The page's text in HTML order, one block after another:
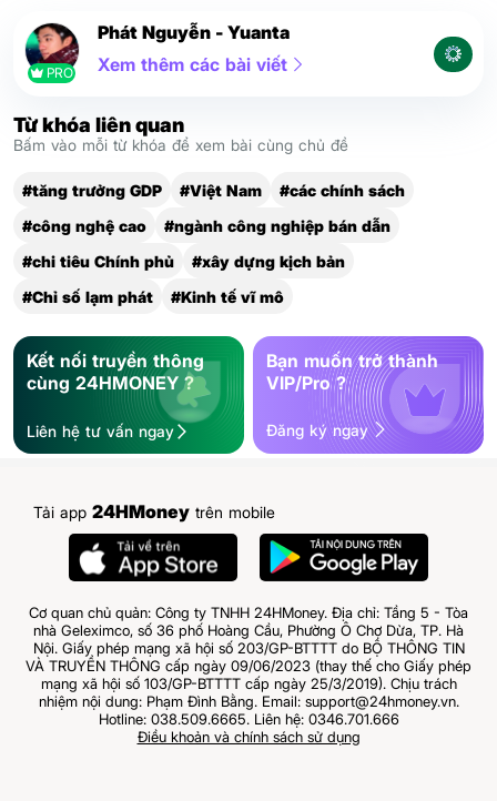
PRO
Phát Nguyễn - Yuanta
Xem thêm các bài viết
Từ khóa liên quan
Bấm vào mỗi từ khóa để xem bài cùng chủ đề
#tăng trưởng GDP #Việt Nam
#các chính sách
#công nghệ cao
#ngành công nghiệp bán dẫn
#chi tiêu Chính phủ
#xây dựng kịch bản
#Chỉ số lạm phát
#Kinh tế vĩ mô
Kết nối truyền thông
cùng 24HMONEY ?
Liên hệ tư vấn ngay
Bạn muốn trở thành
VIP/Pro ?
Đăng ký ngay
Tải app 24HMoney trên mobile
Cơ quan chủ quản: Công ty TNHH 24HMoney. Địa chỉ: Tầng 5 - Tòa
nhà Geleximco, số 36 phố Hoàng Cầu, Phường Ô Chợ Dừa, TP. Hà
Nội. Giấy phép mạng xã hội số 203/GP-BTTTT do BỘ THÔNG TIN
VÀ TRUYỀN THÔNG cấp ngày 09/06/2023 (thay thế cho Giấy phép
mạng xã hội số 103/GP-BTTTT cấp ngày 25/3/2019). Chịu trách
nhiệm nội dung: Phạm Đình Bằng. Email: support@24hmoney.vn.
Hotline: 038.509.6665. Liên hệ: 0346.701.666
Điều khoản và chính sách sử dụng